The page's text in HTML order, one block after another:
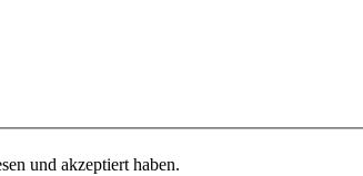
und akzeptiert haben.